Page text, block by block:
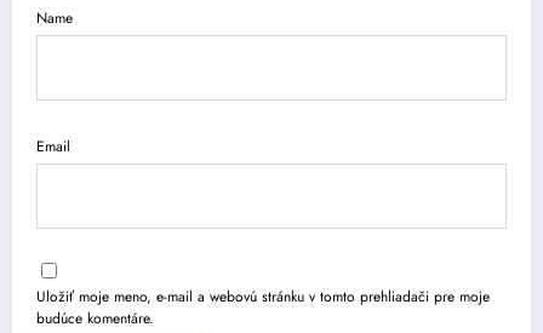
Name
Email
Uložiť moje meno, e-mail a webovú stránku v tomto prehliadači pre moje
budúce komentáre.